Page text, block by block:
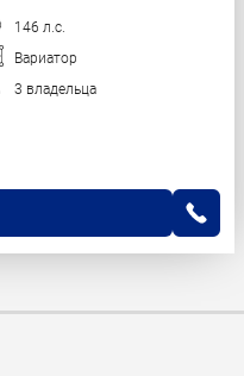
146 л.с.
Вариатор
3 владельца